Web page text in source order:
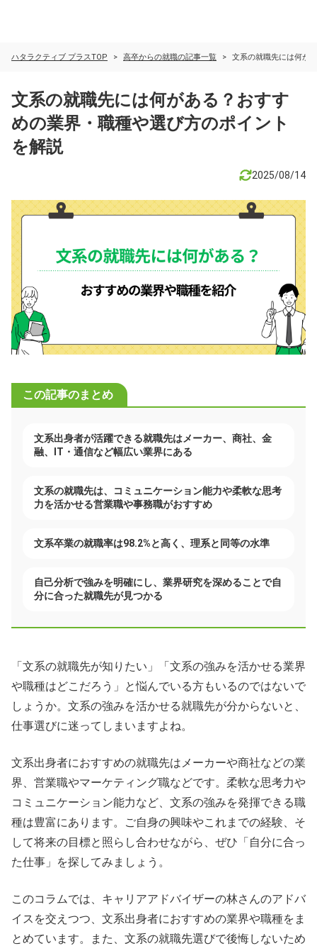
ハタラクティブ プラスTOP 高卒からの就職の記事一覧 文系の就職先には何が
文系の就職先には何がある？おすす
めの業界・職種や選び方のポイント
を解説
2025/08/14
この記事のまとめ
文系出身者が活躍できる就職先はメーカー、商社、金
融、IT・通信など幅広い業界にある
文系の就職先は、コミュニケーション能力や柔軟な思考
力を活かせる営業職や事務職がおすすめ
文系卒業の就職率は98.2%と高く、理系と同等の水準
自己分析で強みを明確にし、業界研究を深めることで自
分に合った就職先が見つかる
「文系の就職先が知りたい」「文系の強みを活かせる業界
や職種はどこだろう」と悩んでいる方もいるのではないで
しょうか。文系の強みを活かせる就職先が分からないと、
仕事選びに迷ってしまいますよね。
文系出身者におすすめの就職先はメーカーや商社などの業
界、営業職やマーケティング職などです。柔軟な思考力や
コミュニケーション能力など、文系の強みを発揮できる職
種は豊富にあります。ご自身の興味やこれまでの経験、そ
して将来の目標と照らし合わせながら、ぜひ「自分に合っ
た仕事」を探してみましょう。
このコラムでは、キャリアアドバイザーの林さんのアドバ
イスを交えつつ、文系出身者におすすめの業界や職種をま
とめています。また、文系の就職先選びで後悔しないため